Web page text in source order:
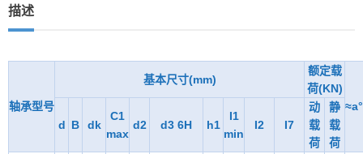
描述
轴承型号
基本尺寸(mm)
额定载
荷(KN)
≈a°
d B dk
C1
max
d2 d3 6H h1
I1
min
I2 I7
动
载
荷
静
载
荷